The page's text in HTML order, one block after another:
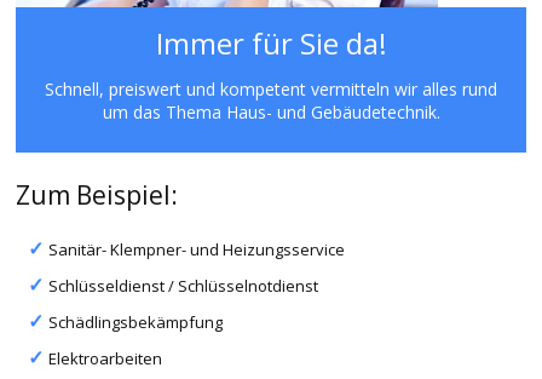
Immer für Sie da!
Schnell, preiswert und kompetent vermitteln wir alles rund
um das Thema Haus- und Gebäudetechnik.
Zum Beispiel:
Sanitär- Klempner- und Heizungsservice
Schlüsseldienst / Schlüsselnotdienst
Schädlingsbekämpfung
Elektroarbeiten